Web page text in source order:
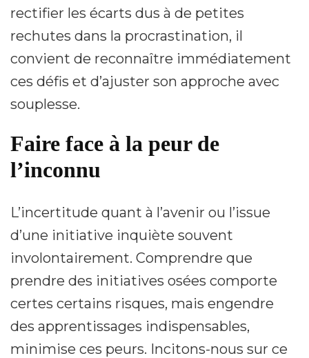
rectifier les écarts dus à de petites
rechutes dans la procrastination, il
convient de reconnaître immédiatement
ces défis et d’ajuster son approche avec
souplesse.
Faire face à la peur de
l’inconnu
L’incertitude quant à l’avenir ou l’issue
d’une initiative inquiète souvent
involontairement. Comprendre que
prendre des initiatives osées comporte
certes certains risques, mais engendre
des apprentissages indispensables,
minimise ces peurs. Incitons-nous sur ce